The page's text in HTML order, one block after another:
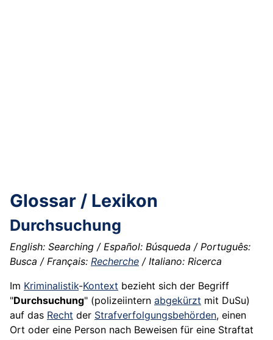
Glossar / Lexikon
Durchsuchung
English: Searching / Español: Búsqueda / Português:
Busca / Français: Recherche / Italiano: Ricerca
Im Kriminalistik-Kontext bezieht sich der Begriff
"Durchsuchung" (polizeiintern abgekürzt mit DuSu)
auf das Recht der Strafverfolgungsbehörden, einen
Ort oder eine Person nach Beweisen für eine Straftat